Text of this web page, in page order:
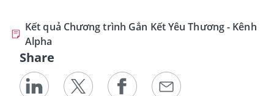
Kết quả Chương trình Gắn Kết Yêu Thương - Kênh
Alpha
Share